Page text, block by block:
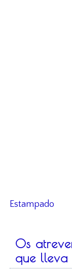
Estampado
Os
que lleva